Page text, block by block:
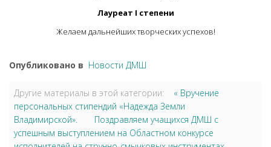
Лауреат I степени
Желаем дальнейших творческих успехов!
Опубликовано в Новости ДМШ
Другие материалы в этой категории:
« Вручение
персональных стипендий «Надежда Земли
Владимирской».
Поздравляем учащихся ДМШ с
успешным выступлением на Областном конкурсе